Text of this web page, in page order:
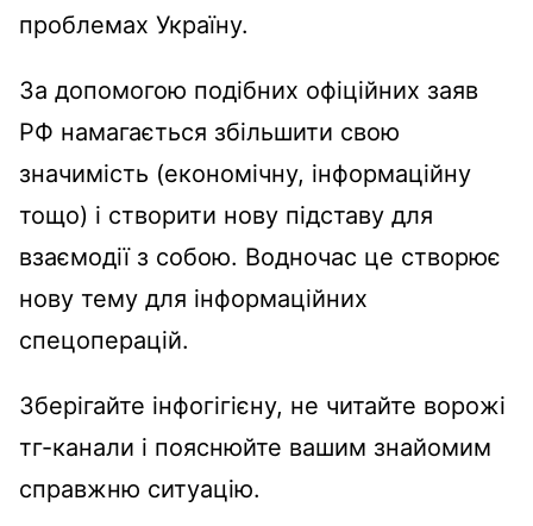
проблемах Україну.
За допомогою подібних офіційних заяв
РФ намагається збільшити свою
значимість (економічну, інформаційну
тощо) і створити нову підставу для
взаємодії з собою. Водночас це створює
нову тему для інформаційних
спецоперацій.
Зберігайте інфогігієну, не читайте ворожі
тг-канали і пояснюйте вашим знайомим
справжню ситуацію.